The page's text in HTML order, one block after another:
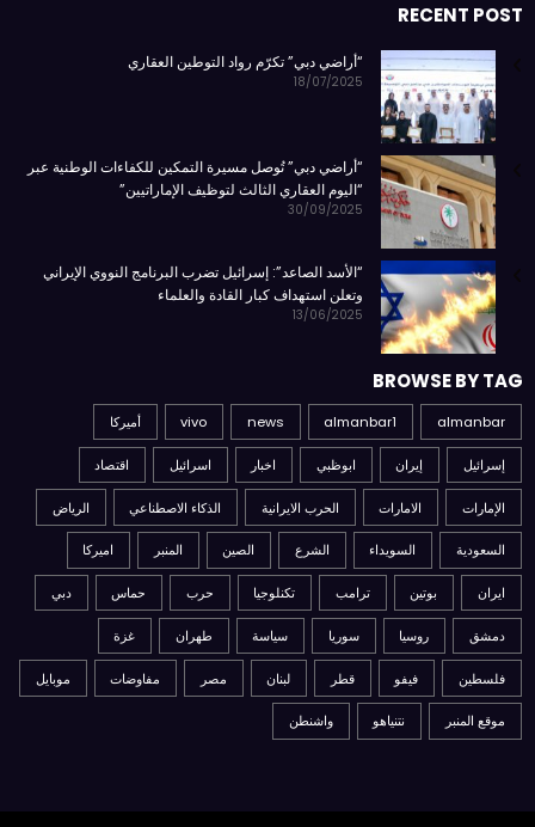
RECENT POST
“أراضي دبي” تكرّم رواد التوطين العقاري
18/07/2025
“أراضي دبي” تُوصل مسيرة التمكين للكفاءات الوطنية عبر
“اليوم العقاري الثالث لتوظيف الإماراتيين”
30/09/2025
“الأسد الصاعد”: إسرائيل تضرب البرنامج النووي الإيراني
وتعلن استهداف كبار القادة والعلماء
13/06/2025
BROWSE BY TAG
almanbar
almanbar1
news
vivo أميركا
إسرائيل إيران ابوظبي اخبار اسرائيل اقتصاد
الإمارات الامارات الحرب الايرانية الذكاء الاصطناعي الرياض
السعودية السويداء الشرع الصين المنبر اميركا
ايران بوتين ترامب تكنلوجيا حرب حماس دبي
دمشق روسيا سوريا سياسة طهران غزة
فلسطين فيفو قطر لبنان مصر مفاوضات موبايل
موقع المنبر نتنياهو واشنطن